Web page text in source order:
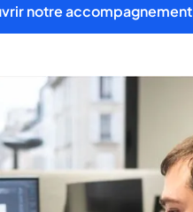
notre accompagnement